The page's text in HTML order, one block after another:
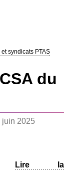
syndicats PTAS
du
juin 2025
Lire la